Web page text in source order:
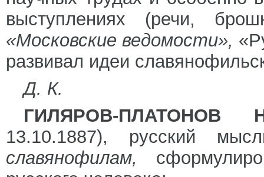
выступлениях (речи,
«Московские ведомости»,
развивал идеи
Д. К.
ГИЛЯРОВ-ПЛАТОНОВ
13.10.1887), русский
славянофилам,